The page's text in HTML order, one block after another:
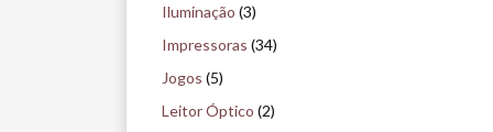
Iluminação (3)
Impressoras (34)
Jogos (5)
Leitor Óptico (2)